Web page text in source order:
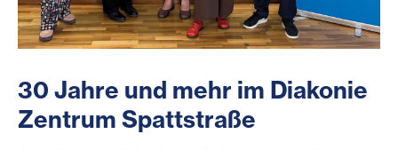
30 Jahre und mehr im Diakonie
Zentrum Spattstraße